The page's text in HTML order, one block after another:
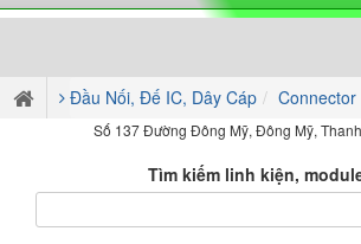
Đầu Nối, Đế IC, Dây Cáp Connector
Số 137 Đường Đông Mỹ, Đông Mỹ,
Tìm kiếm linh kiện,